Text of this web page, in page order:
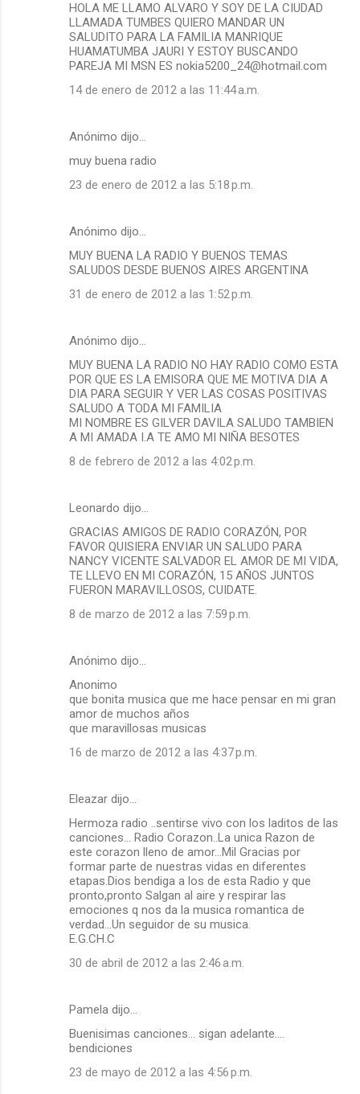
HOLA ME LLAMO ALVARO Y SOY DE LA CIUDAD
LLAMADA TUMBES QUIERO MANDAR UN
SALUDITO PARA LA FAMILIA MANRIQUE
HUAMATUMBA JAURI Y ESTOY BUSCANDO
PAREJA MI MSN ES nokia5200_24@hotmail.com
14 de enero de 2012 a las 11:44 a.m.
Anónimo dijo…
muy buena radio
23 de enero de 2012 a las 5:18 p.m.
Anónimo dijo…
MUY BUENA LA RADIO Y BUENOS TEMAS
SALUDOS DESDE BUENOS AIRES ARGENTINA
31 de enero de 2012 a las 1:52 p.m.
Anónimo dijo…
MUY BUENA LA RADIO NO HAY RADIO COMO ESTA
POR QUE ES LA EMISORA QUE ME MOTIVA DIA A
DIA PARA SEGUIR Y VER LAS COSAS POSITIVAS
SALUDO A TODA MI FAMILIA
MI NOMBRE ES GILVER DAVILA SALUDO TAMBIEN
A MI AMADA I.A TE AMO MI NIÑA BESOTES
8 de febrero de 2012 a las 4:02 p.m.
Leonardo dijo…
GRACIAS AMIGOS DE RADIO CORAZÓN, POR
FAVOR QUISIERA ENVIAR UN SALUDO PARA
NANCY VICENTE SALVADOR EL AMOR DE MI VIDA,
TE LLEVO EN MI CORAZÓN, 15 AÑOS JUNTOS
FUERON MARAVILLOSOS, CUIDATE.
8 de marzo de 2012 a las 7:59 p.m.
Anónimo dijo…
Anonimo
que bonita musica que me hace pensar en mi gran
amor de muchos años
que maravillosas musicas
16 de marzo de 2012 a las 4:37 p.m.
Eleazar dijo…
Hermoza radio ..sentirse vivo con los laditos de las
canciones... Radio Corazon..La unica Razon de
este corazon lleno de amor...Mil Gracias por
formar parte de nuestras vidas en diferentes
etapas.Dios bendiga a los de esta Radio y que
pronto,pronto Salgan al aire y respirar las
emociones q nos da la musica romantica de
verdad...Un seguidor de su musica.
E.G.CH.C
30 de abril de 2012 a las 2:46 a.m.
Pamela dijo…
Buenisimas canciones... sigan adelante....
bendiciones
23 de mayo de 2012 a las 4:56 p.m.